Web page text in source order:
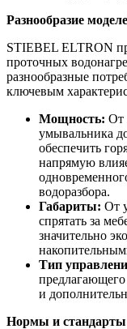
Разнообразие
STIEBEL ELTRON
проточных
разнообразные
ключевым
Мощность: От
умывальника
обеспечить
напрямую
водоразбора.
Габариты: От
спрятать за
значительно
Тип
и
Нормы и